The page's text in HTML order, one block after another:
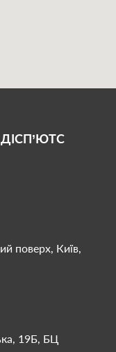
ДІСП’ЮТС
поверх, Київ,
19Б, БЦ